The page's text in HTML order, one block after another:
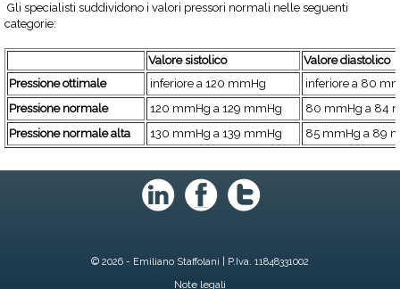
Gli specialisti suddividono i valori pressori normali nelle seguenti
categorie:
Valore sistolico
Valore diastolico
Pressione ottimale
inferiore a 120 mmHg
inferiore a 80
Pressione normale
120 mmHg a 129 mmHg
80 mmHg a 84
Pressione normale alta
130 mmHg a 139 mmHg 85 mmHg a 89
© 2026 - Emiliano Staffolani | P.Iva. 11848331002
Note legali